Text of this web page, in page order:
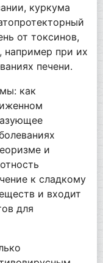
куркума
от токсинов,
например при их
печени.
как
и
к сладкому
и входит
для